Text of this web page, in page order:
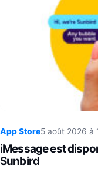
App Store5 août 2026 à
iMessage est
Sunbird